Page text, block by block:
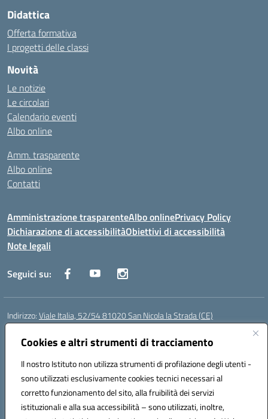
Cookies e altri strumenti di tracciamento
Il nostro Istituto non utilizza strumenti di profilazione degli utenti -
sono utilizzati esclusivamente cookies tecnici necessari al
corretto funzionamento del sito, alla fruibilità dei servizi
istituzionali e alla sua accessibilità – sono utilizzati, inoltre,
Didattica
Offerta formativa
I progetti delle classi
Novità
Le notizie
Le circolari
Calendario eventi
Albo online
Amm. trasparente
Albo online
Contatti
Amministrazione trasparenteAlbo onlinePrivacy Policy
Dichiarazione di accessibilitàObiettivi di accessibilità
Note legali
Seguici su:
Indirizzo:Viale Italia, 52/54 81020 San Nicola la Strada (CE)
Centralino:
Posta elettronica certificata (PEC):ceic86700d@pec.istruzione.it
Codice fiscale: 93081990611
Codice meccanografico:CEIC86700D
Codice Indice delle Pubbliche Amministrazioni (IPA): istsc_ceic86700d
Codice unico di fatturazione (CUF): XLWGV9